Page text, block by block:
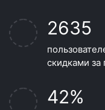
2635
скидками
42%